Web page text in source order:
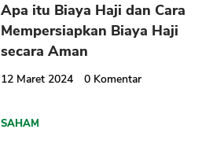
Apa itu Biaya Haji dan Cara
Mempersiapkan Biaya Haji
secara Aman
12 Maret 2024 0 Komentar
SAHAM